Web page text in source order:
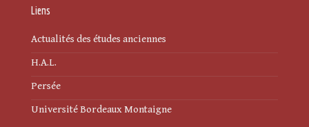
Liens
Actualités des études anciennes
H.A.L.
Persée
Université Bordeaux Montaigne